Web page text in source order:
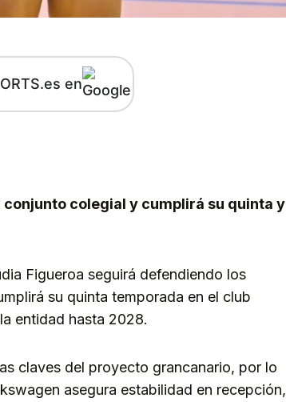
en
colegial y cumplirá su quinta y
Figueroa seguirá defendiendo los
su quinta temporada en el club
entidad hasta 2028.
claves del proyecto grancanario, por lo
asegura estabilidad en recepción,